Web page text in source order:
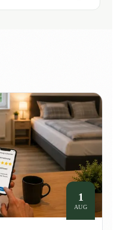
1
AUG